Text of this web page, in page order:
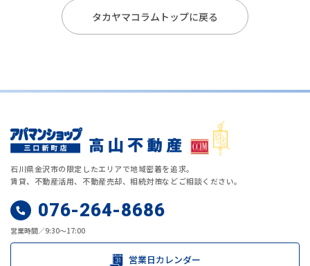
タカヤマコラムトップに戻る
石川県金沢市の限定したエリアで地域密着を追求。
賃貸、不動産活用、不動産売却、相続対策などご相談ください。
076-264-8686
営業時間／9:30～17:00
営業日カレンダー